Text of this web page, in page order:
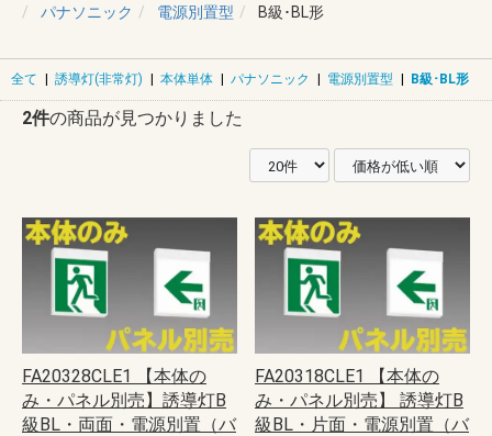
パナソニック
電源別置型 B級･BL形
全て | 誘導灯(非常灯) | 本体単体 | パナソニック | 電源別置型 | B級･BL形
2件の商品が見つかりました
FA20328CLE1 【本体の
み・パネル別売】誘導灯B
級BL・両面・電源別置（バ
FA20318CLE1 【本体の
み・パネル別売】 誘導灯B
級BL・片面・電源別置（バ